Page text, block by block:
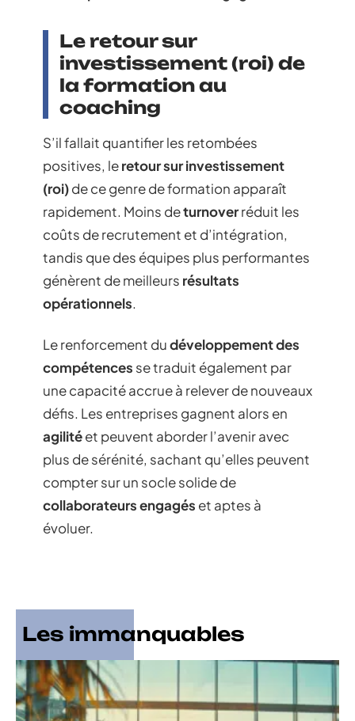
Le retour sur
investissement (roi) de
la formation au
coaching
S’il fallait quantifier les retombées
positives, leretour sur investissement
(roi)de ce genre de formation apparaît
rapidement. Moins deturnoverréduit les
coûts de recrutement et d’intégration,
tandis que des équipes plus performantes
génèrent de meilleurs résultats
opérationnels.
Le renforcement dudéveloppement des
compétences se traduit également par
une capacité accrue à relever de nouveaux
défis. Les entreprises gagnent alors en
agilitéet peuvent aborder l’avenir avec
plus de sérénité, sachant qu’elles peuvent
compter sur un socle solide de
collaborateurs engagés et aptes à
évoluer.
Les immanquables